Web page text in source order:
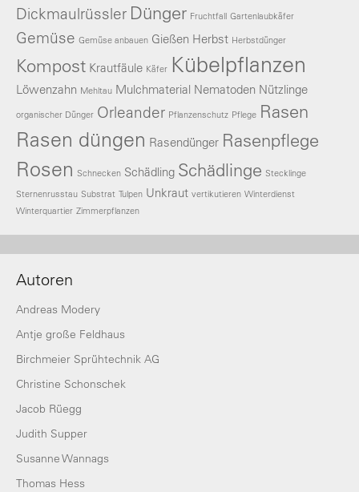
Dickmaulrüssler Dünger Fruchtfall Gartenlaubkäfer
Gemüse Gemüse anbauen Gießen Herbst Herbstdünger
Kompost Krautfäule Käfer Kübelpflanzen
Löwenzahn Mehltau Mulchmaterial Nematoden Nützlinge
organischer Dünger Orleander Pflanzenschutz Pflege Rasen
Rasen düngen Rasendünger Rasenpflege
Rosen Schnecken Schädling Schädlinge Stecklinge
Sternenrusstau Substrat Tulpen Unkraut vertikutieren Winterdienst
Winterquartier Zimmerpflanzen
Autoren
Andreas Modery
Antje große Feldhaus
Birchmeier Sprühtechnik AG
Christine Schonschek
Jacob Rüegg
Judith Supper
Susanne Wannags
Thomas Hess